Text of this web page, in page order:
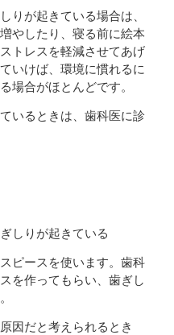
りが起きている場合は、
やしたり、寝る前に絵本
トレスを軽減させてあげ
いけば、環境に慣れるに
場合がほとんどです。
いるときは、歯科医に診
しりが起きている
ピースを使います。歯科
を作ってもらい、歯ぎし
因だと考えられるとき